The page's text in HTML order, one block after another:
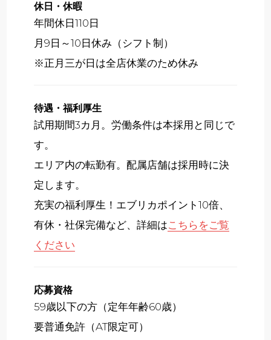
休日・休暇
年間休日110日
月9日～10日休み（シフト制）
※正月三が日は全店休業のため休み
待遇・福利厚生
試用期間3カ月。労働条件は本採用と同じで
す。
エリア内の転勤有。配属店舗は採用時に決
定します。
充実の福利厚生！エブリカポイント10倍、
有休・社保完備など、詳細はこちらをご覧
ください
応募資格
59歳以下の方（定年年齢60歳）
要普通免許（AT限定可）